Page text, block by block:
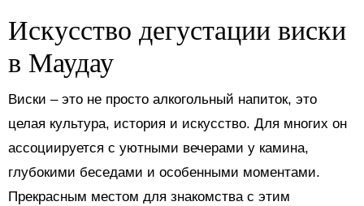
Искусство дегустации виски
в Маудау
Виски – это не просто алкогольный напиток, это
целая культура, история и искусство. Для многих он
ассоциируется с уютными вечерами у камина,
глубокими беседами и особенными моментами.
Прекрасным местом для знакомства с этим